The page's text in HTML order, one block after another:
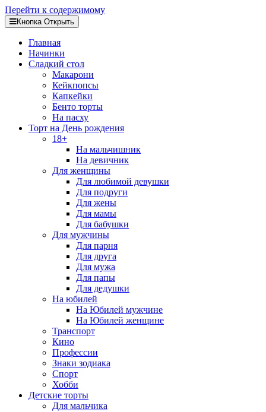
Перейти к содержимому
Кнопка Открыть
Главная
Начинки
Сладкий стол
Макарони
Кейкпопсы
Капкейки
Бенто торты
На пасху
Торт на День рождения
18+
На мальчишник
На девичник
Для женщины
Для любимой девушки
Для подруги
Для жены
Для мамы
Для бабушки
Для мужчины
Для парня
Для друга
Для мужа
Для папы
Для дедушки
На юбилей
На Юбилей мужчине
На Юбилей женщине
Транспорт
Кино
Профессии
Знаки зодиака
Спорт
Хобби
Детские торты
Для мальчика